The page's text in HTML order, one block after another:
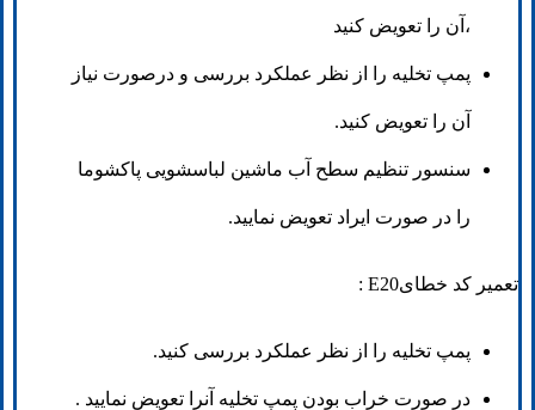
،آن را تعویض کنید
پمپ تخلیه را از نظر عملکرد بررسی و درصورت نیاز
آن را تعویض کنید.
سنسور تنظیم سطح آب ماشین لباسشویی پاکشوما
را در صورت ایراد تعویض نمایید.
تعمیر کد خطایE20 :
پمپ تخلیه را از نظر عملکرد بررسی کنید.
در صورت خراب بودن پمپ تخلیه آنرا تعویض نمایید .